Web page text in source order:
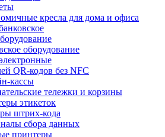
кресла для дома и офиса
оборудование
QR-кодов без NFC
кассы
тележки и корзины
этикеток
штрих-кода
сбора данных
принтеры